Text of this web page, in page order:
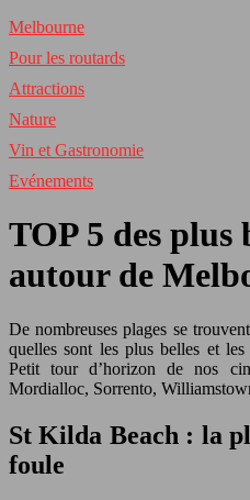
Melbourne
Pour les routards
Attractions
Nature
Vin et Gastronomie
Evénements
TOP 5 des plus
autour de
De nombreuses plages se
quelles sont les plus belles et
Petit tour d’horizon de nos
Mordialloc, Sorrento,
St Kilda Beach : la
foule